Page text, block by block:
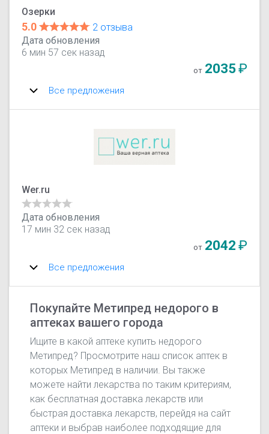
Озерки
5.0
2 отзыва
Дата обновления
6 мин 57 сек назад
от 2035₽
Все предложения
Wer.ru
Дата обновления
17 мин 32 сек назад
от 2042₽
Все предложения
Покупайте Метипред недорого в
аптеках вашего города
Ищите в какой аптеке купить недорого
Метипред? Просмотрите наш список аптек в
которых Метипред в наличии. Вы также
можете найти лекарства по таким критериям,
как бесплатная доставка лекарств или
быстрая доставка лекарств, перейдя на сайт
аптеки и выбрав наиболее подходящие для